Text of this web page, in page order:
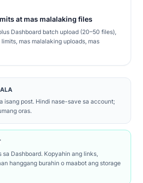
at mas malalaking files
Dashboard batch upload (20–50 files),
mas malalaking uploads, mas
isang post. Hindi nase-save sa account;
oras.
Dashboard. Kopyahin ang links,
hanggang burahin o maabot ang storage